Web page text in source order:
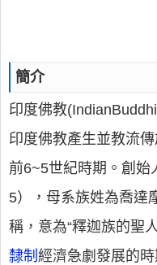
簡介
印度佛教
印度佛教產生並教流
前6~5世紀時期。創始
5），母系族姓為喬達
稱，意為“釋迦族的聖
隸制 經濟急劇發展的